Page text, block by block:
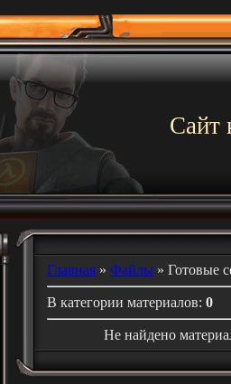
Сайт
Главная » Файлы » Готовые
В категории материалов: 0
Не найдено